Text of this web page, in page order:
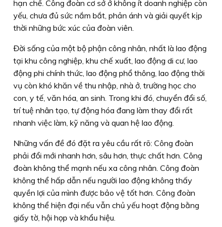
hạn chế. Công đoàn cơ sở ở không ít doanh nghiệp còn
yếu, chưa đủ sức nắm bắt, phản ánh và giải quyết kịp
thời những bức xúc của đoàn viên.
Đời sống của một bộ phận công nhân, nhất là lao động
tại khu công nghiệp, khu chế xuất, lao động di cư, lao
động phi chính thức, lao động phổ thông, lao động thời
vụ còn khó khăn về thu nhập, nhà ở, trường học cho
con, y tế, văn hóa, an sinh. Trong khi đó, chuyển đổi số,
trí tuệ nhân tạo, tự động hóa đang làm thay đổi rất
nhanh việc làm, kỹ năng và quan hệ lao động.
Những vấn đề đó đặt ra yêu cầu rất rõ: Công đoàn
phải đổi mới nhanh hơn, sâu hơn, thực chất hơn. Công
đoàn không thể mạnh nếu xa công nhân. Công đoàn
không thể hấp dẫn nếu người lao động không thấy
quyền lợi của mình được bảo vệ tốt hơn. Công đoàn
không thể hiện đại nếu vẫn chủ yếu hoạt động bằng
giấy tờ, hội họp và khẩu hiệu.